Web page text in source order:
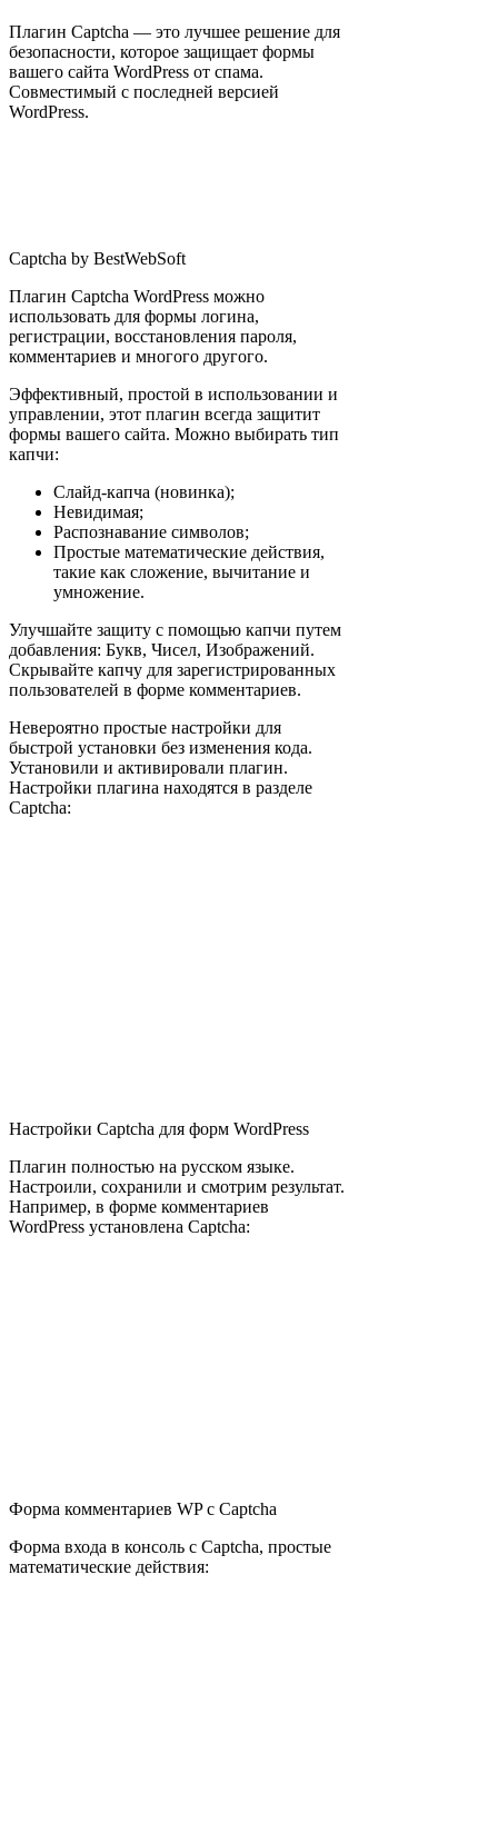
Плагин Captcha — это лучшее решение для
безопасности, которое защищает формы
вашего сайта WordPress от спама.
Совместимый с последней версией
WordPress.
Captcha by BestWebSoft
Плагин Captcha WordPress можно
использовать для формы логина,
регистрации, восстановления пароля,
комментариев и многого другого.
Эффективный, простой в использовании и
управлении, этот плагин всегда защитит
формы вашего сайта. Можно выбирать тип
капчи:
Слайд-капча (новинка);
Невидимая;
Распознавание символов;
Простые математические действия,
такие как сложение, вычитание и
умножение.
Улучшайте защиту с помощью капчи путем
добавления: Букв, Чисел, Изображений.
Скрывайте капчу для зарегистрированных
пользователей в форме комментариев.
Невероятно простые настройки для
быстрой установки без изменения кода.
Установили и активировали плагин.
Настройки плагина находятся в разделе
Captcha:
Настройки Captcha для форм WordPress
Плагин полностью на русском языке.
Настроили, сохранили и смотрим результат.
Например, в форме комментариев
WordPress установлена Captcha:
Форма комментариев WP с Captcha
Форма входа в консоль с Captcha, простые
математические действия: